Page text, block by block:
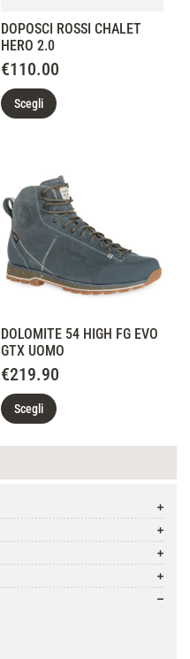
DOPOSCI ROSSI CHALET
HERO 2.0
€110.00
Scegli
DOLOMITE 54 HIGH FG EVO
GTX UOMO
€219.90
Scegli